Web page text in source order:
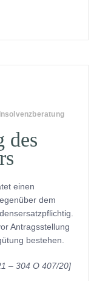
Insolvenzberatung
des
einen
dem
Antragsstellung
bestehen.
– 304 O 407/20]